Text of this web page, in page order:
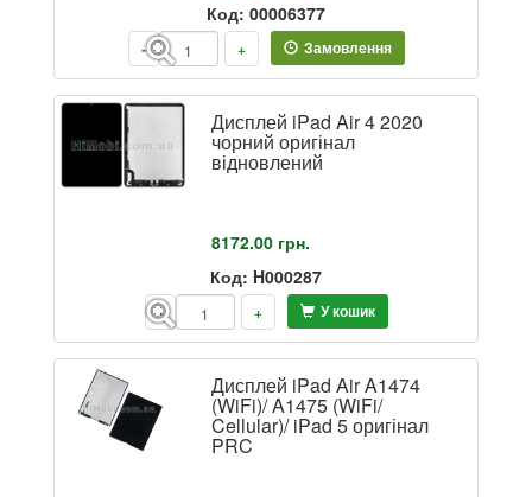
Код: 00006377
- + Замовлення
Дисплей iPad Air 4 2020
чорний оригінал
відновлений
8172.00 грн.
Код: H000287
- + У кошик
Дисплей iPad Air A1474
(WiFi)/ A1475 (WiFi/
Cellular)/ iPad 5 оригінал
PRC